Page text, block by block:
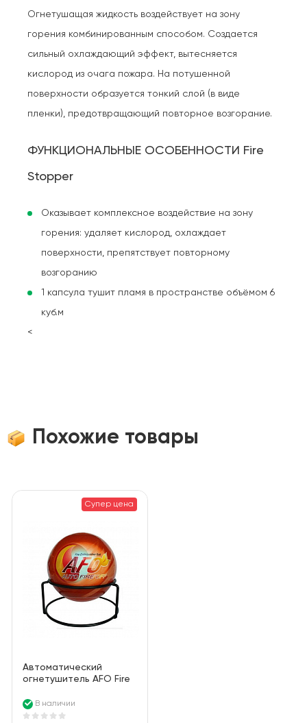
Огнетушащая жидкость воздействует на зону
горения комбинированным способом. Создается
сильный охлаждающий эффект, вытесняется
кислород из очага пожара. На потушенной
поверхности образуется тонкий слой (в виде
пленки), предотвращающий повторное возгорание.
ФУНКЦИОНАЛЬНЫЕ ОСОБЕННОСТИ Fire
Stopper
Оказывает комплексное воздействие на зону
горения: удаляет кислород, охлаждает
поверхности, препятствует повторному
возгоранию
1 капсула тушит пламя в пространстве объёмом 6
куб.м
<
Похожие товары
Супер цена
Автоматический
огнетушитель AFO Fire
В наличии